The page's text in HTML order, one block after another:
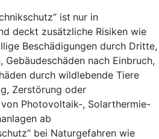
ist nur in
deckt zusätzliche Risiken wie
Beschädigungen durch Dritte,
Gebäudeschäden nach Einbruch,
durch wildlebende Tiere
Zerstörung oder
Photovoltaik-, Solarthermie-
ab
bei Naturgefahren wie